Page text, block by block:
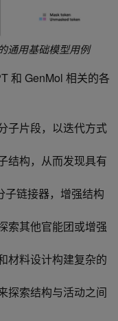
通用基础模型用例
和 GenMol 相关的各
子片段，以迭代方式
结构，从而发现具有
子链接器，增强结构
索其他官能团或增强
材料设计构建复杂的
探索结构与活动之间